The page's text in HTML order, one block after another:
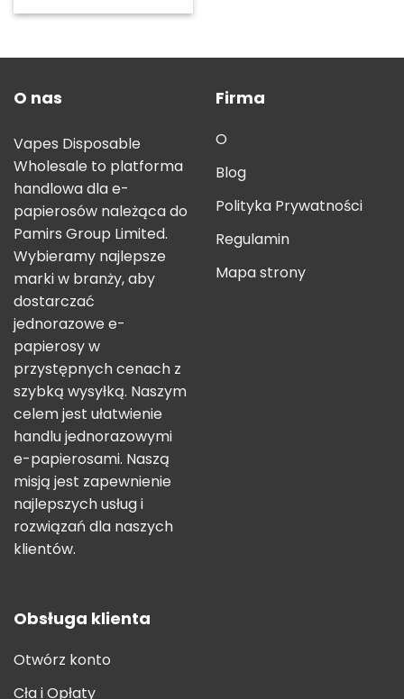
O nas
Vapes Disposable
Wholesale to platforma
handlowa dla e-
papierosów należąca do
Pamirs Group Limited.
Wybieramy najlepsze
marki w branży, aby
dostarczać
jednorazowe e-
papierosy w
przystępnych cenach z
szybką wysyłką. Naszym
celem jest ułatwienie
handlu jednorazowymi
e-papierosami. Naszą
misją jest zapewnienie
najlepszych usług i
rozwiązań dla naszych
klientów.
Firma
O
Blog
Polityka Prywatności
Regulamin
Mapa strony
Obsługa klienta
Otwórz konto
Cła i Opłaty